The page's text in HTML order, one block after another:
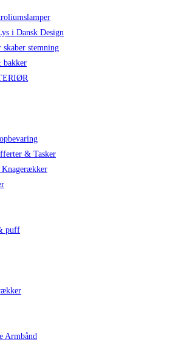
i Dansk Design
skaber stemning
bakker
& Tasker
puff
Armbånd